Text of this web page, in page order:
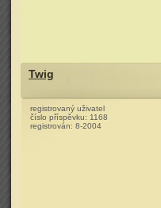
Twig
registrovaný uživatel
číslo příspěvku: 1168
registrován: 8-2004